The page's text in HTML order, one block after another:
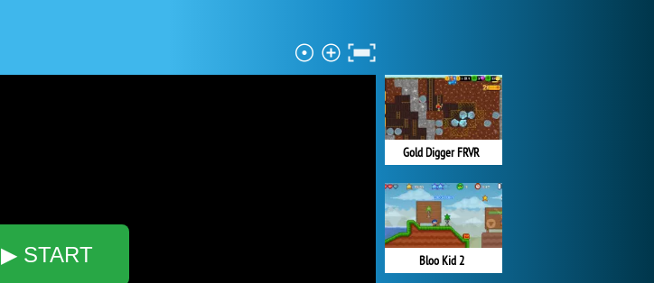
▶ START
Gold Digger FRVR
Bloo Kid 2